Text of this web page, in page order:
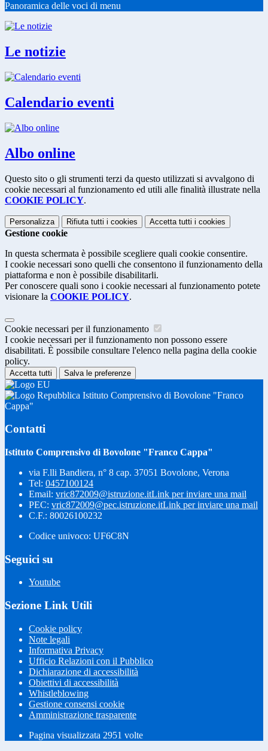
Panoramica delle voci di menu
Le notizie
Calendario eventi
Albo online
Questo sito o gli strumenti terzi da questo utilizzati si avvalgono di
cookie necessari al funzionamento ed utili alle finalità illustrate nella
COOKIE POLICY.
Personalizza Rifiuta tutti i cookies Accetta tutti i cookies
Gestione cookie
In questa schermata è possibile scegliere quali cookie consentire.
I cookie necessari sono quelli che consentono il funzionamento della
piattaforma e non è possibile disabilitarli.
Per conoscere quali sono i cookie necessari al funzionamento potete
visionare la COOKIE POLICY.
Cookie necessari per il funzionamento
I cookie necessari per il funzionamento non possono essere
disabilitati. È possibile consultare l'elenco nella pagina della cookie
policy.
Accetta tutti Salva le preferenze
Istituto Comprensivo di Bovolone "Franco
Cappa"
Contatti
Istituto Comprensivo di Bovolone "Franco Cappa"
via F.lli Bandiera, n° 8 cap. 37051 Bovolone, Verona
Tel: 0457100124
Email: vric872009@istruzione.itLink per inviare una mail
PEC: vric872009@pec.istruzione.itLink per inviare una mail
C.F.: 80026100232
Codice univoco: UF6C8N
Seguici su
Youtube
Sezione Link Utili
Cookie policy
Note legali
Informativa Privacy
Ufficio Relazioni con il Pubblico
Dichiarazione di accessibilità
Obiettivi di accessibilità
Whistleblowing
Gestione consensi cookie
Amministrazione trasparente
Pagina visualizzata 2951 volte